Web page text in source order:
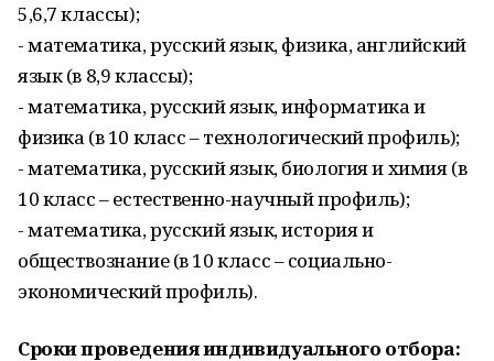
5,6,7 классы);
- математика, русский язык, физика, английский
язык (в 8,9 классы);
- математика, русский язык, информатика и
физика (в 10 класс – технологический профиль);
- математика, русский язык, биология и химия (в
10 класс – естественно-научный профиль);
- математика, русский язык, история и
обществознание (в 10 класс – социально-
экономический профиль).
Сроки проведения индивидуального отбора: